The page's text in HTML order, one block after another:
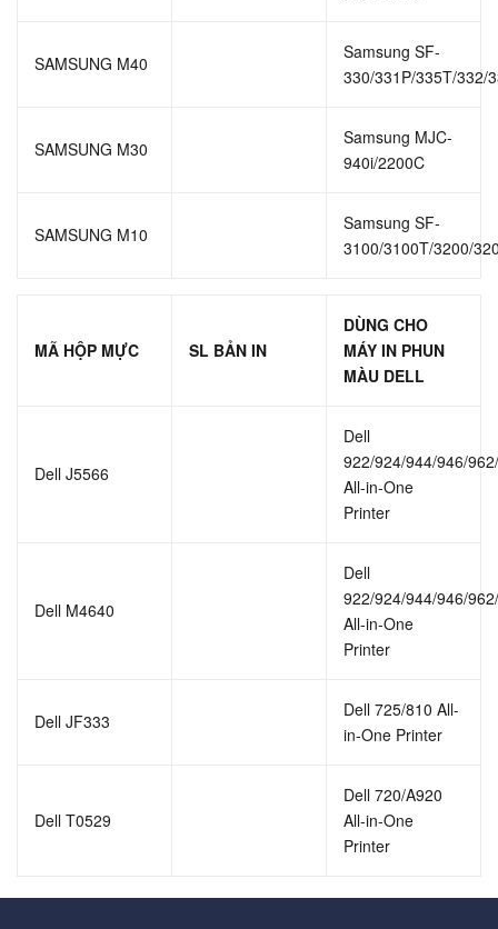
SAMSUNG M40
Samsung SF-
330/331P/335T/332/
SAMSUNG M30
Samsung MJC-
940i/2200C
SAMSUNG M10
Samsung SF-
3100/3100T/3200/
MÃ HỘP MỰC SL BẢN IN
DÙNG CHO
MÁY IN PHUN
MÀU DELL
Dell J5566
Dell
922/924/944/946/
All-in-One
Printer
Dell M4640
Dell
922/924/944/946/
All-in-One
Printer
Dell JF333
Dell 725/810 All-
in-One Printer
Dell T0529
Dell 720/A920
All-in-One
Printer